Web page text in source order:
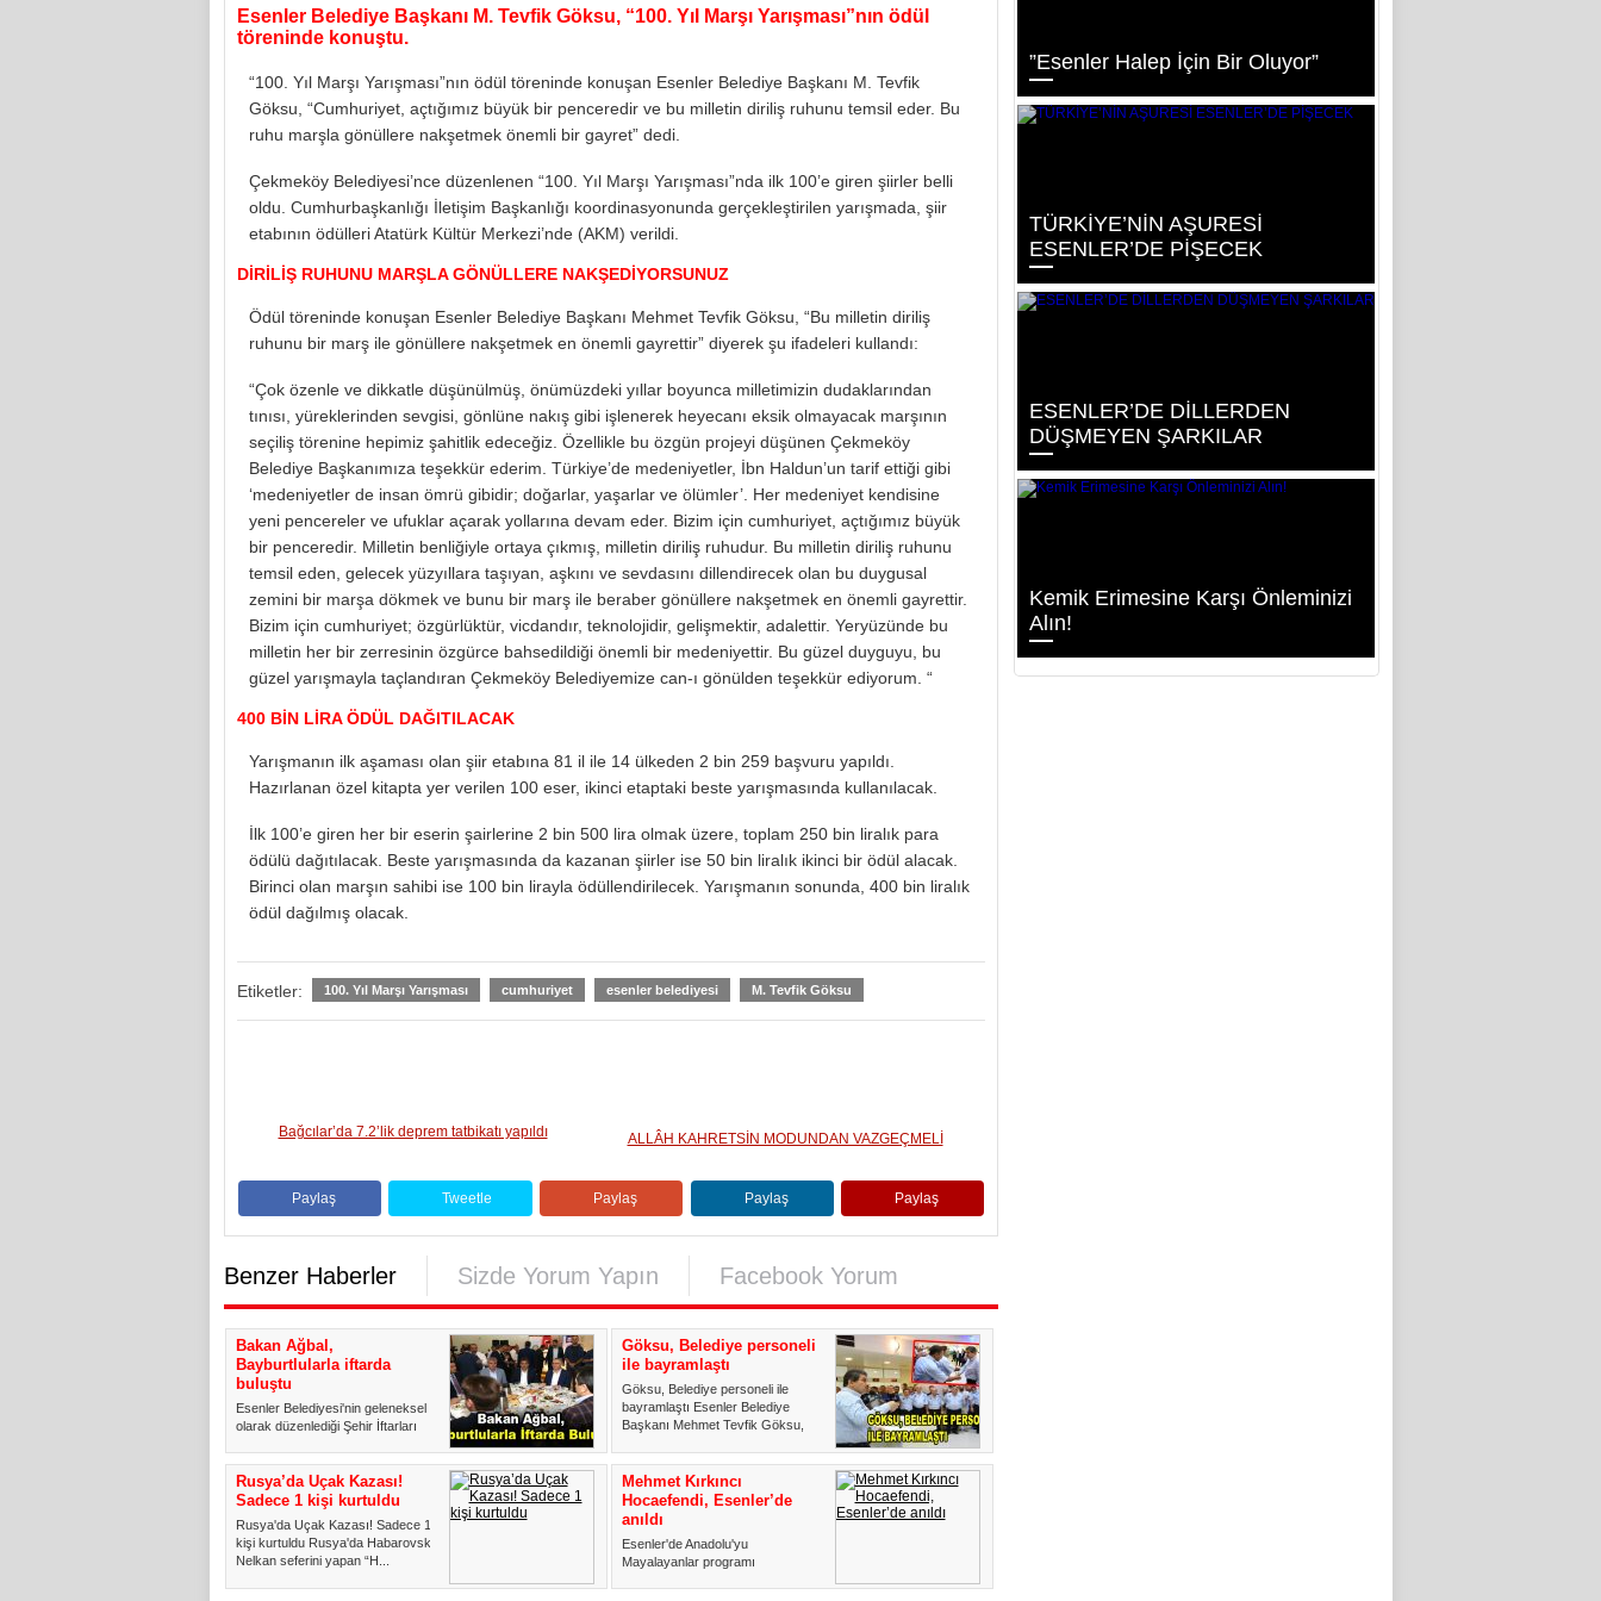
Esenler Belediye Başkanı M. Tevfik Göksu, “100. Yıl Marşı Yarışması”nın ödül
töreninde konuştu.
“100. Yıl Marşı Yarışması”nın ödül töreninde konuşan Esenler Belediye Başkanı M. Tevfik
Göksu, “Cumhuriyet, açtığımız büyük bir penceredir ve bu milletin diriliş ruhunu temsil eder. Bu
ruhu marşla gönüllere nakşetmek önemli bir gayret” dedi.
Çekmeköy Belediyesi’nce düzenlenen “100. Yıl Marşı Yarışması”nda ilk 100’e giren şiirler belli
oldu. Cumhurbaşkanlığı İletişim Başkanlığı koordinasyonunda gerçekleştirilen yarışmada, şiir
etabının ödülleri Atatürk Kültür Merkezi’nde (AKM) verildi.
DİRİLİŞ RUHUNU MARŞLA GÖNÜLLERE NAKŞEDİYORSUNUZ
Ödül töreninde konuşan Esenler Belediye Başkanı Mehmet Tevfik Göksu, “Bu milletin diriliş
ruhunu bir marş ile gönüllere nakşetmek en önemli gayrettir” diyerek şu ifadeleri kullandı:
“Çok özenle ve dikkatle düşünülmüş, önümüzdeki yıllar boyunca milletimizin dudaklarından
tınısı, yüreklerinden sevgisi, gönlüne nakış gibi işlenerek heyecanı eksik olmayacak marşının
seçiliş törenine hepimiz şahitlik edeceğiz. Özellikle bu özgün projeyi düşünen Çekmeköy
Belediye Başkanımıza teşekkür ederim. Türkiye’de medeniyetler, İbn Haldun’un tarif ettiği gibi
‘medeniyetler de insan ömrü gibidir; doğarlar, yaşarlar ve ölümler’. Her medeniyet kendisine
yeni pencereler ve ufuklar açarak yollarına devam eder. Bizim için cumhuriyet, açtığımız büyük
bir penceredir. Milletin benliğiyle ortaya çıkmış, milletin diriliş ruhudur. Bu milletin diriliş ruhunu
temsil eden, gelecek yüzyıllara taşıyan, aşkını ve sevdasını dillendirecek olan bu duygusal
zemini bir marşa dökmek ve bunu bir marş ile beraber gönüllere nakşetmek en önemli gayrettir.
Bizim için cumhuriyet; özgürlüktür, vicdandır, teknolojidir, gelişmektir, adalettir. Yeryüzünde bu
milletin her bir zerresinin özgürce bahsedildiği önemli bir medeniyettir. Bu güzel duyguyu, bu
güzel yarışmayla taçlandıran Çekmeköy Belediyemize can-ı gönülden teşekkür ediyorum. “
400 BİN LİRA ÖDÜL DAĞITILACAK
Yarışmanın ilk aşaması olan şiir etabına 81 il ile 14 ülkeden 2 bin 259 başvuru yapıldı.
Hazırlanan özel kitapta yer verilen 100 eser, ikinci etaptaki beste yarışmasında kullanılacak.
İlk 100’e giren her bir eserin şairlerine 2 bin 500 lira olmak üzere, toplam 250 bin liralık para
ödülü dağıtılacak. Beste yarışmasında da kazanan şiirler ise 50 bin liralık ikinci bir ödül alacak.
Birinci olan marşın sahibi ise 100 bin lirayla ödüllendirilecek. Yarışmanın sonunda, 400 bin liralık
ödül dağılmış olacak.
Etiketler: 100. Yıl Marşı Yarışması cumhuriyet esenler belediyesi M. Tevfik Göksu
Bağcılar’da 7.2’lik deprem tatbikatı yapıldı ALLÂH KAHRETSİN MODUNDAN VAZGEÇMELİ
Paylaş Tweetle Paylaş Paylaş Paylaş
Benzer Haberler Sizde Yorum Yapın Facebook Yorum
Bakan Ağbal,
Bayburtlularla iftarda
buluştu
Esenler Belediyesi'nin geleneksel
olarak düzenlediği Şehir İftarları
Göksu, Belediye personeli
ile bayramlaştı
Göksu, Belediye personeli ile
bayramlaştı Esenler Belediye
Başkanı Mehmet Tevfik Göksu,
Rusya’da Uçak Kazası!
Sadece 1 kişi kurtuldu
Rusya'da Uçak Kazası! Sadece 1
kişi kurtuldu Rusya'da Habarovsk-
Nelkan seferini yapan “H...
Mehmet Kırkıncı
Hocaefendi, Esenler’de
anıldı
Esenler'de Anadolu'yu
Mayalayanlar programı
”Esenler Halep İçin Bir Oluyor”
TÜRKİYE’NİN AŞURESİ
ESENLER’DE PİŞECEK
ESENLER’DE DİLLERDEN
DÜŞMEYEN ŞARKILAR
Kemik Erimesine Karşı Önleminizi
Alın!